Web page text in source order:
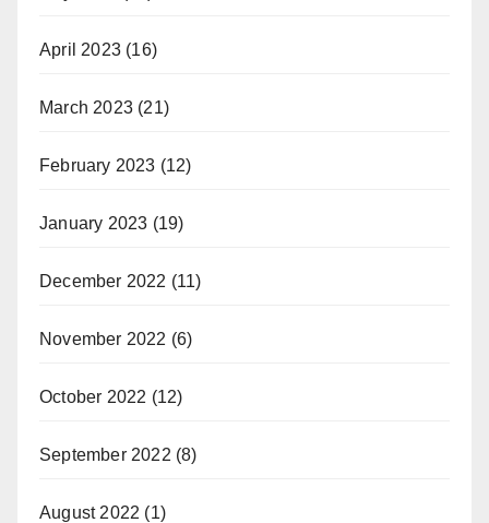
April 2023 (16)
March 2023 (21)
February 2023 (12)
January 2023 (19)
December 2022 (11)
November 2022 (6)
October 2022 (12)
September 2022 (8)
August 2022 (1)